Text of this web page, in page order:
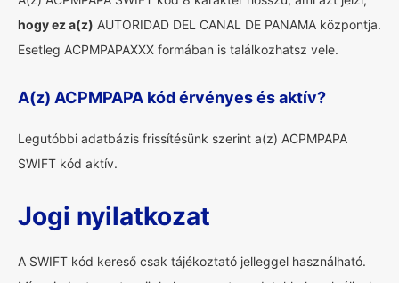
hogy ez a(z) AUTORIDAD DEL CANAL DE PANAMA központja.
Esetleg ACPMPAPAXXX formában is találkozhatsz vele.
A(z) ACPMPAPA kód érvényes és aktív?
Legutóbbi adatbázis frissítésünk szerint a(z) ACPMPAPA
SWIFT kód aktív.
Jogi nyilatkozat
A SWIFT kód kereső csak tájékoztató jelleggel használható.